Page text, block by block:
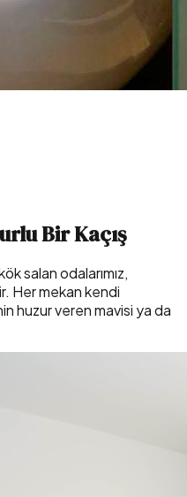
Bir Kaçış
salan odalarımız,
Her mekan kendi
huzur veren mavisi ya da